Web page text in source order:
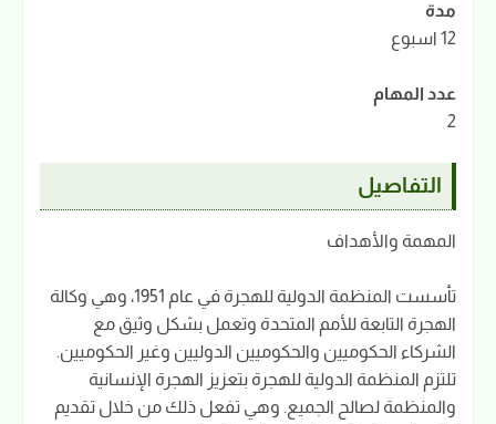
مدة
12 اسبوع
عدد المهام
2
التفاصيل
المهمة والأهداف
تأسست المنظمة الدولية للهجرة في عام 1951، وهي وكالة
الهجرة التابعة للأمم المتحدة وتعمل بشكل وثيق مع
الشركاء الحكوميين والحكوميين الدوليين وغير الحكوميين.
تلتزم المنظمة الدولية للهجرة بتعزيز الهجرة الإنسانية
والمنظمة لصالح الجميع. وهي تفعل ذلك من خلال تقديم